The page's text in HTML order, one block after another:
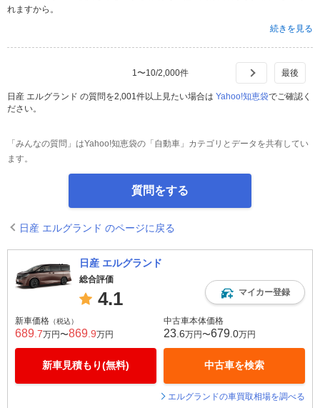
れますから。
続きを見る
1 〜10/2,000件
日産 エルグランド の質問を2,001件以上見たい場合は Yahoo!知恵袋でご確認く
ださい。
「みんなの質問」はYahoo!知恵袋の「自動車」カテゴリとデータを共有してい
ます。
質問をする
日産 エルグランド のページに戻る
日産 エルグランド
総合評価
4.1 マイカー登録
新車価格 （税込）
689 .7万円〜869 .9万円
新車見積もり(無料)
中古車本体価格
23 .6万円〜679 .0万円
中古車を検索
エルグランドの車買取相場を調べる